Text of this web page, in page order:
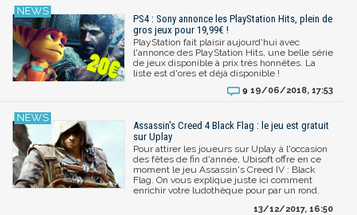
PS4 : Sony annonce les PlayStation Hits, plein de
gros jeux pour 19,99€ !
PlayStation fait plaisir aujourd'hui avec
l'annonce des PlayStation Hits, une belle série
de jeux disponible à prix très honnêtes. La
liste est d'ores et déjà disponible !
9 19/06/2018, 17:53
Assassin's Creed 4 Black Flag : le jeu est gratuit
sur Uplay
Pour attirer les joueurs sur Uplay à l'occasion
des fêtes de fin d'année, Ubisoft offre en ce
moment le jeu Assassin's Creed IV : Black
Flag. On vous explique juste ici comment
enrichir votre ludothèque pour par un rond.
13/12/2017, 16:50